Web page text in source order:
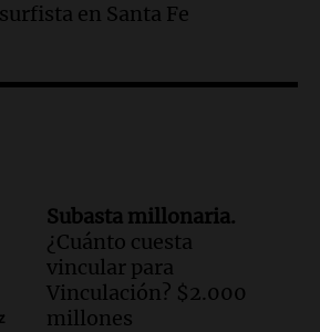
peritos analizan
Óscar González
quiebra de Lebron
en Santa Fe
Subasta millonaria.
¿Cuánto cuesta
vincular para
Vinculación? $2.000
millones